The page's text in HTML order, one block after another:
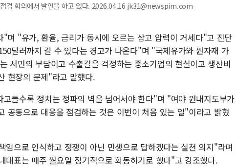
점검 회의에서 발언을 하고 있다. 2026.04.16 jk31@newspim.com
며 "유가, 환율, 금리가 동시에 오르는 삼고 압력이 거세다"고 진단
달러까지 갈 수 있다는 경고가 나온다"며 "국제유가와 원자재 가
서민의 부담이고 수출길을 걱정하는 중소기업의 현실이고 생산비
현장의 문제"라고 말했다.
들수록 정치는 정파의 벽을 넘어서야 한다"며 "여야 원내지도부가
공동으로 대응을 점검하는 것은 이번이 처음 있는 일"이라고 밝혔
임으로 인식하고 정쟁이 아닌 민생으로 답하겠다는 실천 의지"라며
대표는 매주 월요일 정기적으로 회동하기로 했다"고 강조했다.